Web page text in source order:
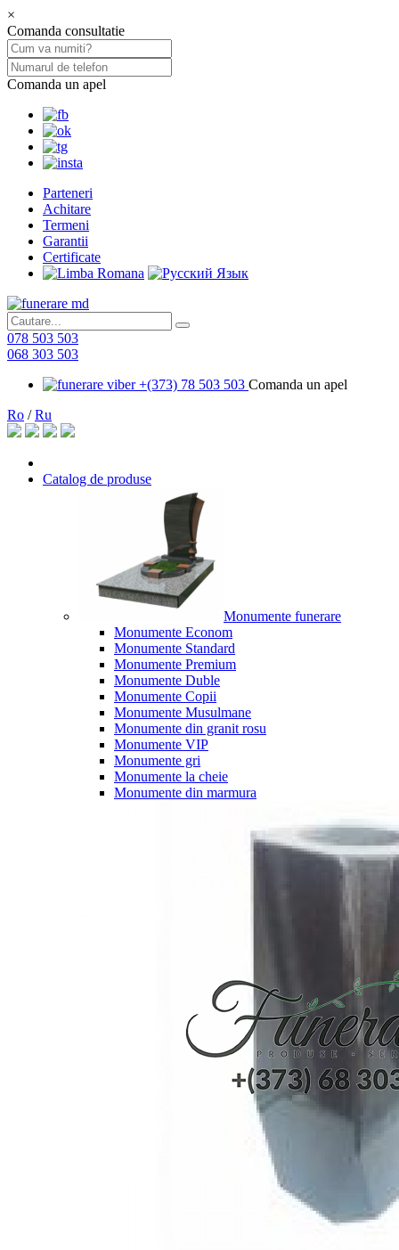
×
Comanda consultatie
Comanda un apel
Parteneri
Achitare
Termeni
Garantii
Certificate
078 503 503
068 303 503
+(373) 78 503 503 Comanda un apel
Ro /Ru
Catalog de produse
Monumente funerare
Monumente Econom
Monumente Standard
Monumente Premium
Monumente Duble
Monumente Copii
Monumente Musulmane
Monumente din granit rosu
Monumente VIP
Monumente gri
Monumente la cheie
Monumente din marmura